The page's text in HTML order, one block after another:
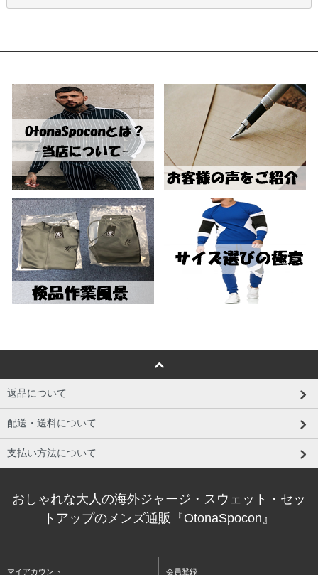
返品について
配送・送料について
支払い方法について
おしゃれな大人の海外ジャージ・スウェット・セッ
トアップのメンズ通販『OtonaSpocon』
マイアカウント 会員登録